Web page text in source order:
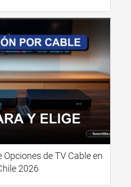
de TV Cable en
2026